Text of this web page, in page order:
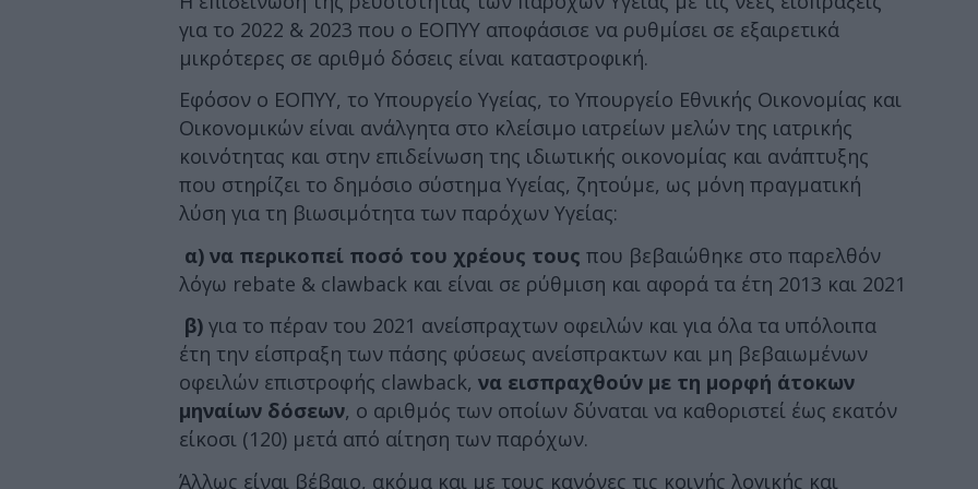
για το 2022 & 2023 που ο ΕΟΠΥΥ αποφάσισε να ρυθμίσει σε εξαιρετικά
μικρότερες σε αριθμό δόσεις είναι καταστροφική.
Εφόσον ο ΕΟΠΥΥ, το Υπουργείο Υγείας, το Υπουργείο Εθνικής Οικονομίας και
Οικονομικών είναι ανάλγητα στο κλείσιμο ιατρείων μελών της ιατρικής
κοινότητας και στην επιδείνωση της ιδιωτικής οικονομίας και ανάπτυξης
που στηρίζει το δημόσιο σύστημα Υγείας, ζητούμε, ως μόνη πραγματική
λύση για τη βιωσιμότητα των παρόχων Υγείας:
α) να περικοπεί ποσό του χρέους τους που βεβαιώθηκε στο παρελθόν
λόγω rebate & clawback και είναι σε ρύθμιση και αφορά τα έτη 2013 και 2021
β) για το πέραν του 2021 ανείσπραχτων οφειλών και για όλα τα υπόλοιπα
έτη την είσπραξη των πάσης φύσεως ανείσπρακτων και μη βεβαιωμένων
οφειλών επιστροφής clawback, να εισπραχθούν με τη μορφή άτοκων
μηναίων δόσεων, ο αριθμός των οποίων δύναται να καθοριστεί έως εκατόν
είκοσι (120) μετά από αίτηση των παρόχων.
Άλλως είναι βέβαιο, ακόμα και με τους κανόνες τις κοινής λογικής και